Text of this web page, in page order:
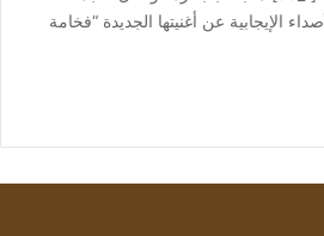
الإيجابية عن أغنيتها الجديدة “فخامة